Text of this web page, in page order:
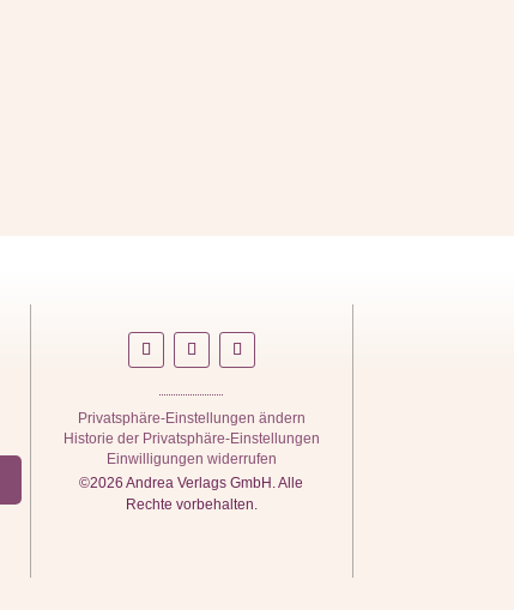
Privatsphäre-Einstellungen ändern
Historie der Privatsphäre-Einstellungen
Einwilligungen widerrufen
©2026 Andrea Verlags GmbH. Alle
Rechte vorbehalten.